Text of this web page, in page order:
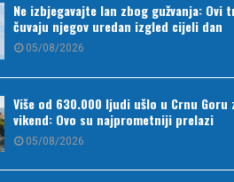
Ne izbjegavajte lan zbog gužvanja: Ovi
čuvaju njegov uredan izgled cijeli dan
05/08/2026
Više od 630.000 ljudi ušlo u Crnu Goru
vikend: Ovo su najprometniji prelazi
05/08/2026